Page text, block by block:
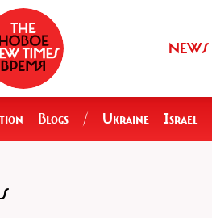
NEWS
Blogs / Ukraine Israel